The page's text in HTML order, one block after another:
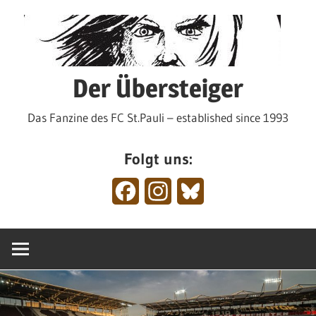
Der Übersteiger
Das Fanzine des FC St.Pauli – established since 1993
Folgt uns:
FacebookInstagram